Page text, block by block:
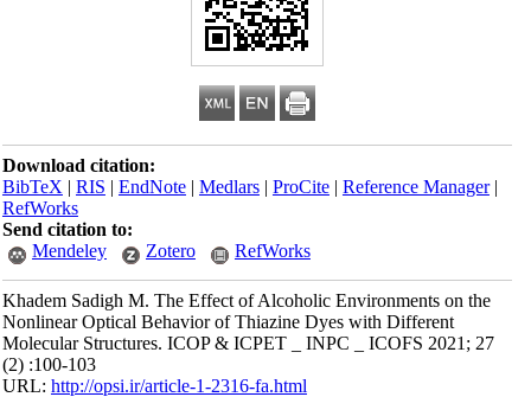
Download citation:
BibTeX|RIS|EndNote|Medlars|ProCite|Reference Manager
RefWorks
Send citation to:
Mendeley
Zotero RefWorks
Khadem Sadigh M. The Effect of Alcoholic Environments on the
Nonlinear Optical Behavior of Thiazine Dyes with Different
Molecular Structures. ICOP & ICPET _ INPC _ ICOFS 2021; 27
(2) :100-103
URL:http://opsi.ir/article-1-2316-fa.html